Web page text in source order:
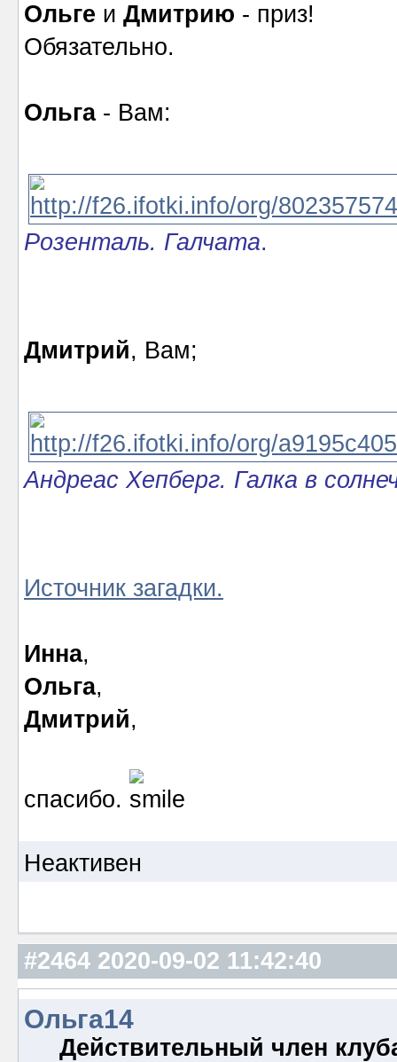
Ольге и Дмитрию - приз!
Обязательно.
Ольга- Вам:
Розенталь. Галчата.
Дмитрий, Вам;
Андреас Хепберг. Галка в
Источник загадки.
Инна,
Ольга,
Дмитрий,
спасибо.
Неактивен
#2464 2020-09-02 11:42:40
Ольга14
Действительный член